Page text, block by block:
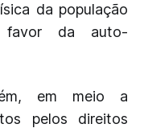
da população
favor da auto-
em meio a
pelos direitos